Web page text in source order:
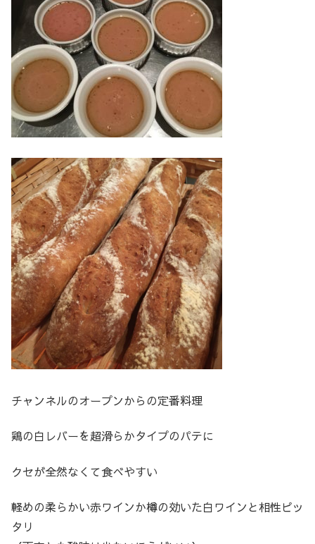
チャンネルのオープンからの定番料理
鶏の白レバーを超滑らかタイプのパテに
クセが全然なくて食べやすい
軽めの柔らかい赤ワインか樽の効いた白ワインと相性ピッ
タリ